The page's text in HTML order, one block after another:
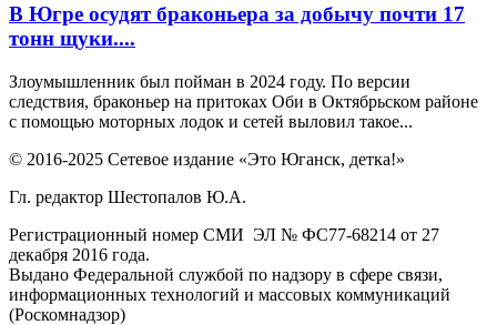
В Югре осудят браконьера за добычу почти 17
тонн щуки....
Злоумышленник был пойман в 2024 году. По версии
следствия, браконьер на притоках Оби в Октябрьском районе
с помощью моторных лодок и сетей выловил такое...
© 2016-2025 Сетевое издание «Это Юганск, детка!»
Гл. редактор Шестопалов Ю.А.
Регистрационный номер СМИ ЭЛ № ФС77-68214 от 27
декабря 2016 года.
Выдано Федеральной службой по надзору в сфере связи,
информационных технологий и массовых коммуникаций
(Роскомнадзор)